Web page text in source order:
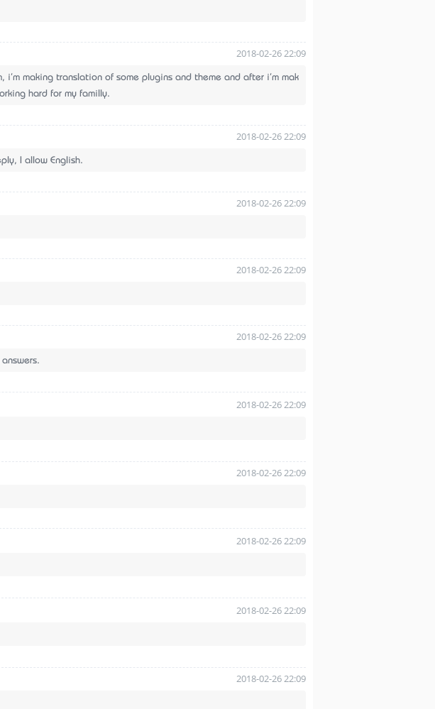
2018-02-26 22:09
making translation of some plugins and theme and after i'm mak
hard for my familly.
2018-02-26 22:09
I allow English.
2018-02-26 22:09
2018-02-26 22:09
2018-02-26 22:09
2018-02-26 22:09
2018-02-26 22:09
2018-02-26 22:09
2018-02-26 22:09
2018-02-26 22:09